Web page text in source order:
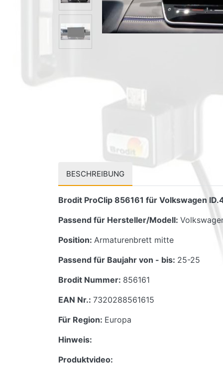
BESCHREIBUNG
Brodit ProClip 856161 für Volkswagen
Passend für Hersteller/Modell:
Position: Armaturenbrett mitte
Passend für Baujahr von - bis: 25-25
Brodit Nummer: 856161
EAN Nr.: 7320288561615
Für Region: Europa
Hinweis:
Produktvideo: